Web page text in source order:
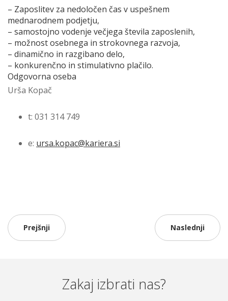
– Zaposlitev za nedoločen čas v uspešnem
mednarodnem podjetju,
– samostojno vodenje večjega števila zaposlenih,
– možnost osebnega in strokovnega razvoja,
– dinamično in razgibano delo,
– konkurenčno in stimulativno plačilo.
Odgovorna oseba
Urša Kopač
t: 031 314 749
e: ursa.kopac@kariera.si
Prejšnji Naslednji
Zakaj izbrati nas?